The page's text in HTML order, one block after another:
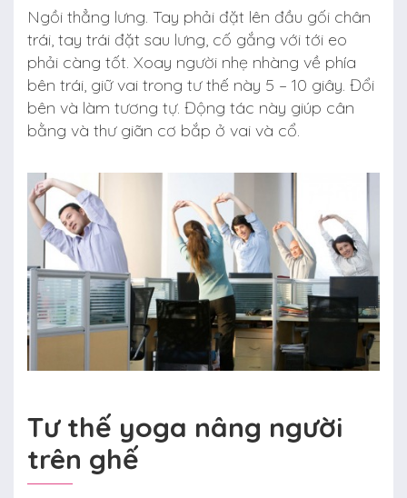
Ngồi thẳng lưng. Tay phải đặt lên đầu gối chân
trái, tay trái đặt sau lưng, cố gắng với tới eo
phải càng tốt. Xoay người nhẹ nhàng về phía
bên trái, giữ vai trong tư thế này 5 – 10 giây. Đổi
bên và làm tương tự. Động tác này giúp cân
bằng và thư giãn cơ bắp ở vai và cổ.
Tư thế yoga nâng người
trên ghế